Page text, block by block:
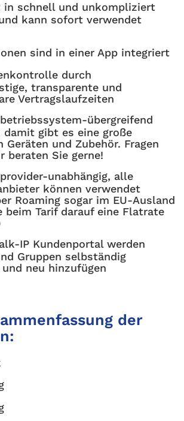
in schnell und unkompliziert
kann sofort verwendet
sind in einer App integriert
durch
transparente und
Vertragslaufzeiten
übergreifend
damit gibt es eine große
Geräten und Zubehör. Fragen
beraten Sie gerne!
unabhängig, alle
können verwendet
Roaming sogar im EU-Ausland
beim Tarif darauf eine Flatrate
IP Kundenportal werden
Gruppen selbständig
neu hinzufügen
der